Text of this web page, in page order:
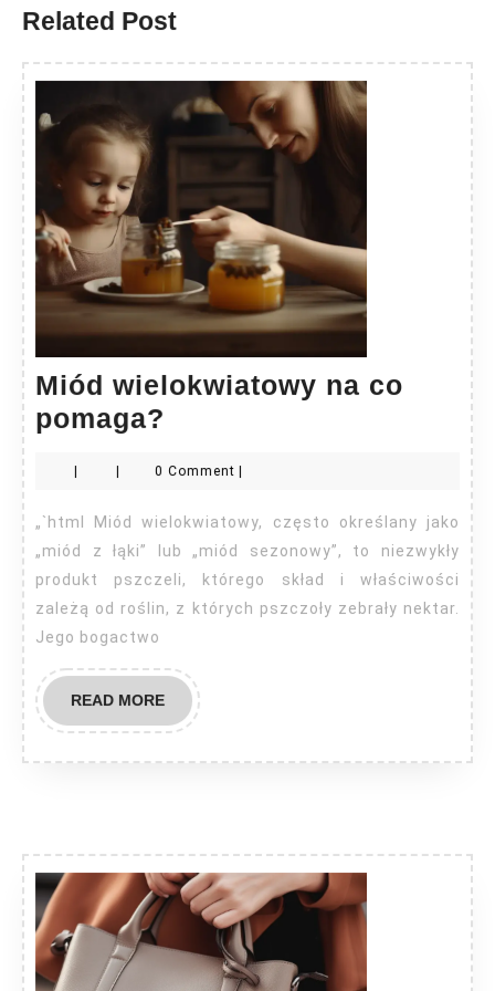
Related Post
Miód wielokwiatowy na co
pomaga?
na
co
pomaga?
0 Comment
„`html Miód wielokwiatowy, często określany jako
„miód z łąki” lub „miód sezonowy”, to niezwykły
produkt pszczeli, którego skład i właściwości
zależą od roślin, z których pszczoły zebrały nektar.
Jego bogactwo
READ MOREREAD
MORE